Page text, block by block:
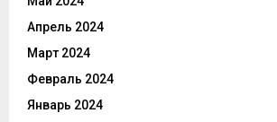
Апрель 2024
Март 2024
Февраль 2024
Январь 2024